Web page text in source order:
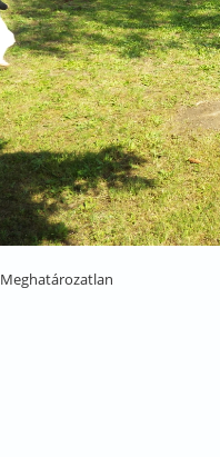
Meghatározatlan